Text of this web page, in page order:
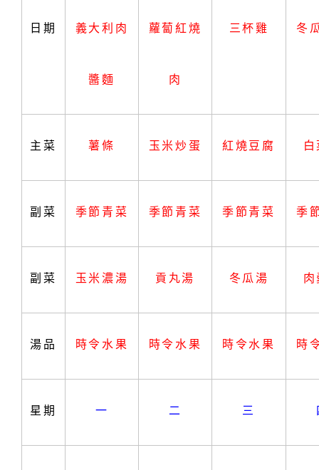
日期 義大利肉
醬麵
蘿蔔紅燒
肉
三杯雞 冬
主菜 薯條 玉米炒蛋 紅燒豆腐
副菜 季節青菜 季節青菜 季節青菜 季
副菜 玉米濃湯 貢丸湯 冬瓜湯 肉
湯品 時令水果 時令水果 時令水果 時
星期 一 二 三